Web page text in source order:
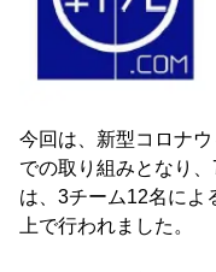
今回は、新型コロナ
での取り組みとなり
は、3チーム12名によ
上で行われました。